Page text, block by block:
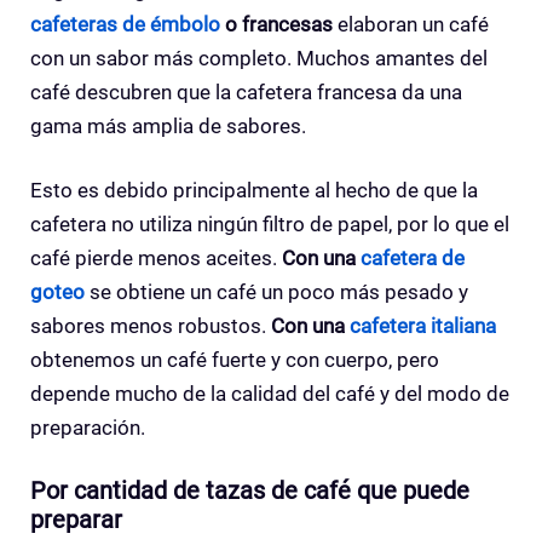
cafeteras de émbolo o francesas elaboran un café
con un sabor más completo. Muchos amantes del
café descubren que la cafetera francesa da una
gama más amplia de sabores.
Esto es debido principalmente al hecho de que la
cafetera no utiliza ningún filtro de papel, por lo que el
café pierde menos aceites. Con una cafetera de
goteo se obtiene un café un poco más pesado y
sabores menos robustos. Con una cafetera italiana
obtenemos un café fuerte y con cuerpo, pero
depende mucho de la calidad del café y del modo de
preparación.
Por cantidad de tazas de café que puede
preparar